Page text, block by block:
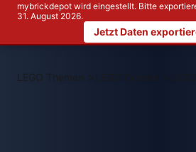
mybrickdepot wird eingestellt. Bitte
31. August 2026.
Jetzt Daten
LEGO Themen >